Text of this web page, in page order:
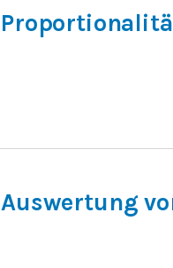
Auswertung